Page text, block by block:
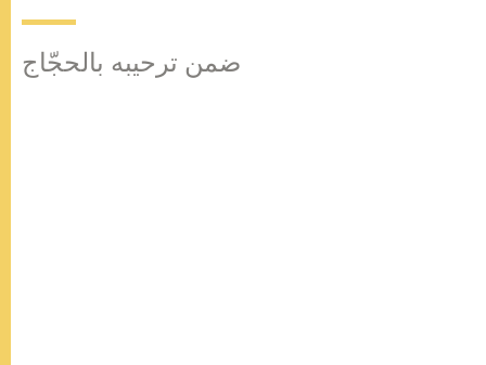
ضمن ترحيبه بالحجّاج